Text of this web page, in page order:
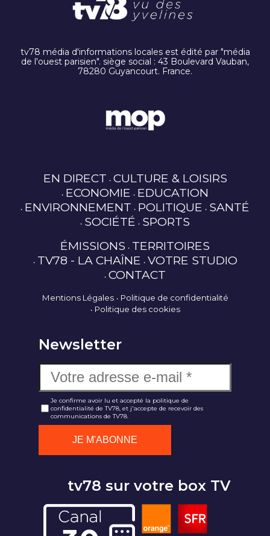
tv78 média d'informations locales est édité par "média
de l'ouest parisien". siège social : 43 Boulevard Vauban,
78280 Guyancourt. France.
EN DIRECT CULTURE & LOISIRS
ECONOMIE EDUCATION
ENVIRONNEMENT POLITIQUE SANTÉ
SOCIÉTÉ SPORTS
ÉMISSIONS TERRITOIRES
TV78 - LA CHAÎNE VOTRE STUDIO
CONTACT
Mentions Légales
Politique de confidentialité
Politique des cookies
Newsletter
Je confirme avoir lu et accepté la politique de
confidentialité de TV78, et j'accepte de recevoir des
communications de TV78.
tv78 sur votre box TV